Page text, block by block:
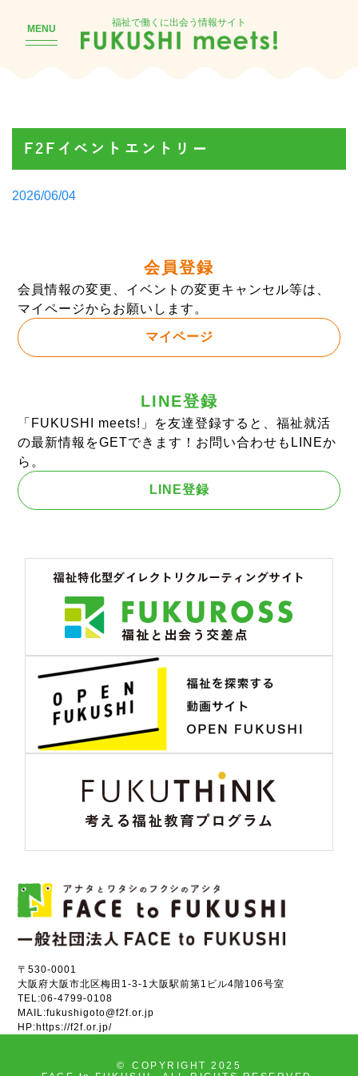
MENU
福祉で働くに出会う情報サイト
F2Fイベントエントリー
Posted
2026/06/04
会員登録
会員情報の変更、イベントの変更キャンセル等は、
マイページからお願いします。
マイページ
LINE登録
「FUKUSHI meets!」を友達登録すると、福祉就活
の最新情報をGETできます！お問い合わせもLINEか
ら。
LINE登録
〒530-0001
大阪府大阪市北区梅田1-3-1大阪駅前第1ビル4階106号室
TEL:06-4799-0108
MAIL:fukushigoto@f2f.or.jp
HP:https://f2f.or.jp/
©
COPYRIGHT 2025